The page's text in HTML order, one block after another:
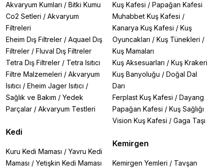
Akvaryum Kumları / Bitki Kumu
Co2 Setleri / Akvaryum
Filtreleri
Eheim Dış Filtreler / Aquael Dış
Filtreler / Fluval Dış Filtreler
Tetra Dış Filtreler / Tetra Isıtıcı
Filtre Malzemeleri / Akvaryum
Isıtıcı / Eheim Jager Isıtıcı /
Sağlık ve Bakım / Yedek
Parçalar / Akvaryum Testleri
Kedi
Kuru Kedi Maması / Yavru Kedi
Maması / Yetişkin Kedi Maması
Kuş Kafesi / Papağan Kafesi
Muhabbet Kuş Kafesi /
Kanarya Kuş Kafesi / Kuş
Oyuncakları / Kuş Tünekleri /
Kuş Mamaları
Kuş Aksesuarları / Kuş Krakeri
Kuş Banyoluğu / Doğal Dal
Darı
Ferplast Kuş Kafesi / Dayang
Papağan Kafesi / Kuş Sağlığı
Vision Kuş Kafesi / Gaga Taşı
Kemirgen
Kemirgen Yemleri / Tavşan